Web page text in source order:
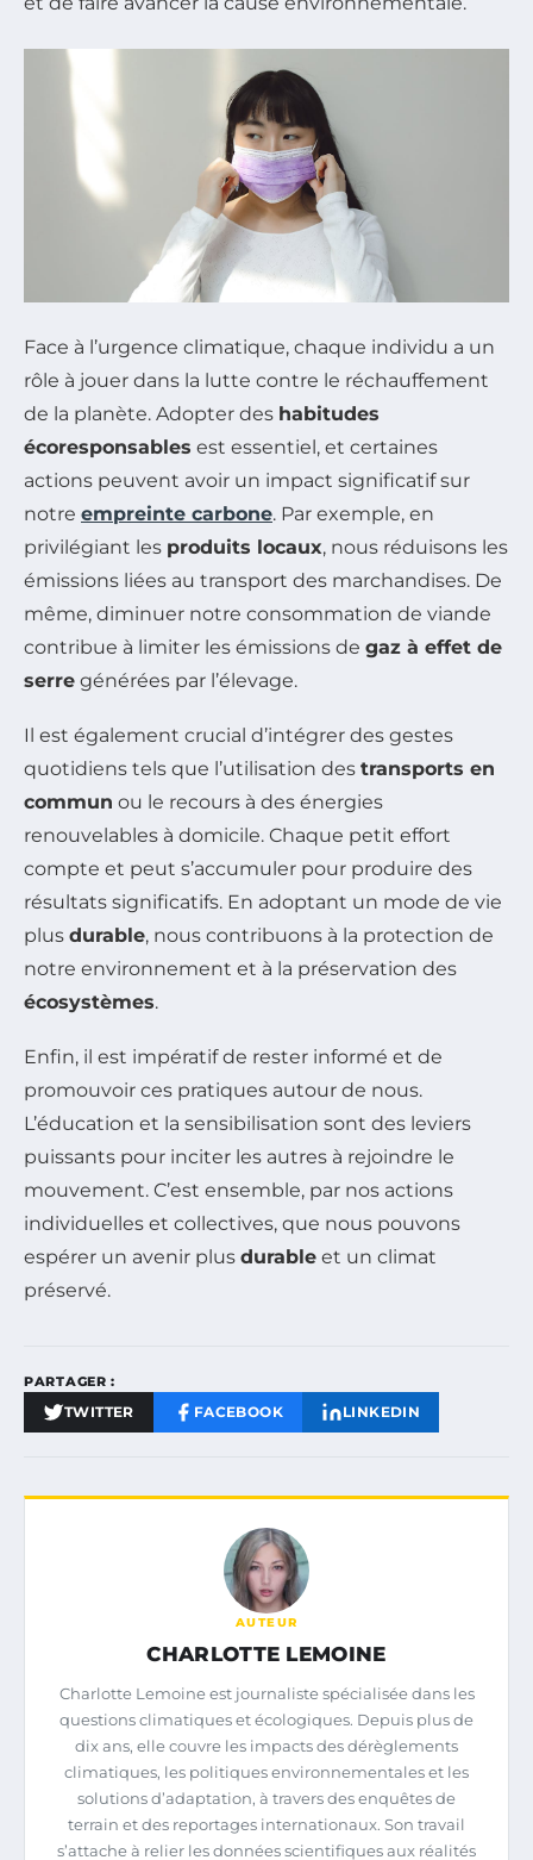
Face à l’urgence climatique, chaque individu a un
rôle à jouer dans la lutte contre le réchauffement
de la planète. Adopter des habitudes
écoresponsables est essentiel, et certaines
actions peuvent avoir un impact significatif sur
notre empreinte carbone. Par exemple, en
privilégiant les produits locaux, nous réduisons les
émissions liées au transport des marchandises. De
même, diminuer notre consommation de viande
contribue à limiter les émissions de gaz à effet de
serre générées par l’élevage.
Il est également crucial d’intégrer des gestes
quotidiens tels que l’utilisation des transports en
commun ou le recours à des énergies
renouvelables à domicile. Chaque petit effort
compte et peut s’accumuler pour produire des
résultats significatifs. En adoptant un mode de vie
plus durable, nous contribuons à la protection de
notre environnement et à la préservation des
écosystèmes.
Enfin, il est impératif de rester informé et de
promouvoir ces pratiques autour de nous.
L’éducation et la sensibilisation sont des leviers
puissants pour inciter les autres à rejoindre le
mouvement. C’est ensemble, par nos actions
individuelles et collectives, que nous pouvons
espérer un avenir plus durable et un climat
préservé.
PARTAGER :
TWITTER FACEBOOK LINKEDIN
AUTEUR
CHARLOTTE LEMOINE
Charlotte Lemoine est journaliste spécialisée dans les
questions climatiques et écologiques. Depuis plus de
dix ans, elle couvre les impacts des dérèglements
climatiques, les politiques environnementales et les
solutions d’adaptation, à travers des enquêtes de
terrain et des reportages internationaux. Son travail
s’attache à relier les données scientifiques aux réalités